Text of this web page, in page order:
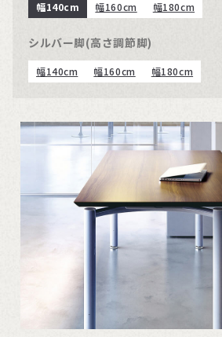
幅140cm 幅160cm 幅180cm
シルバー脚(高さ調節脚)
幅140cm 幅160cm 幅180cm